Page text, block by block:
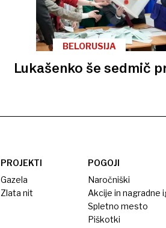
BELORUSIJA
Lukašenko še sedmič
PROJEKTI
Gazela
Zlata nit
POGOJI
Naročniški
Akcije in nagradne
Spletno mesto
Piškotki